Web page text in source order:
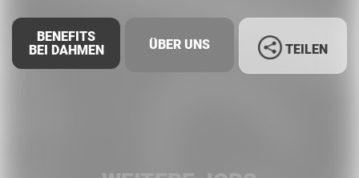
BENEFITS
BEI DAHMEN
ÜBER UNS TEILEN